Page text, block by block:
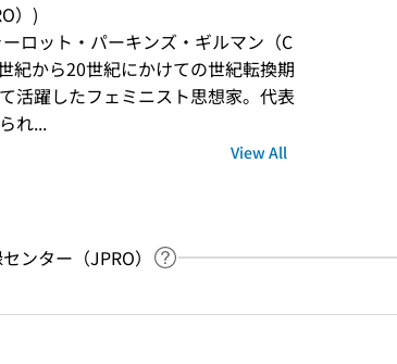
）)
ロット・パーキンズ・ギルマン（C
から20世紀にかけての世紀転換期
活躍したフェミニスト思想家。代表
れ...
View All
ンター（JPRO）
Link to Help Page
of the table of contents